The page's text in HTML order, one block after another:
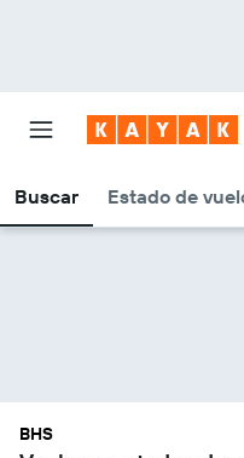
Buscar Estado de
BHS